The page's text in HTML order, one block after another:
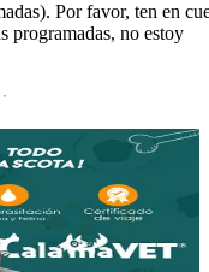
Por favor, ten en
programadas, no estoy